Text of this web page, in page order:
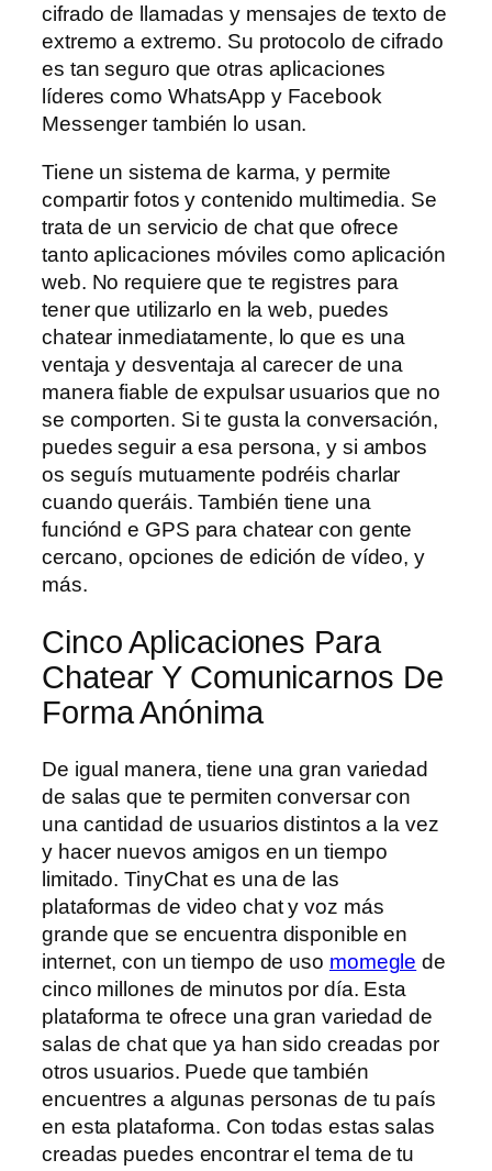
cifrado de llamadas y mensajes de texto de
extremo a extremo. Su protocolo de cifrado
es tan seguro que otras aplicaciones
líderes como WhatsApp y Facebook
Messenger también lo usan.
Tiene un sistema de karma, y permite
compartir fotos y contenido multimedia. Se
trata de un servicio de chat que ofrece
tanto aplicaciones móviles como aplicación
web. No requiere que te registres para
tener que utilizarlo en la web, puedes
chatear inmediatamente, lo que es una
ventaja y desventaja al carecer de una
manera fiable de expulsar usuarios que no
se comporten. Si te gusta la conversación,
puedes seguir a esa persona, y si ambos
os seguís mutuamente podréis charlar
cuando queráis. También tiene una
funciónd e GPS para chatear con gente
cercano, opciones de edición de vídeo, y
más.
Cinco Aplicaciones Para
Chatear Y Comunicarnos De
Forma Anónima
De igual manera, tiene una gran variedad
de salas que te permiten conversar con
una cantidad de usuarios distintos a la vez
y hacer nuevos amigos en un tiempo
limitado. TinyChat es una de las
plataformas de video chat y voz más
grande que se encuentra disponible en
internet, con un tiempo de uso momegle de
cinco millones de minutos por día. Esta
plataforma te ofrece una gran variedad de
salas de chat que ya han sido creadas por
otros usuarios. Puede que también
encuentres a algunas personas de tu país
en esta plataforma. Con todas estas salas
creadas puedes encontrar el tema de tu